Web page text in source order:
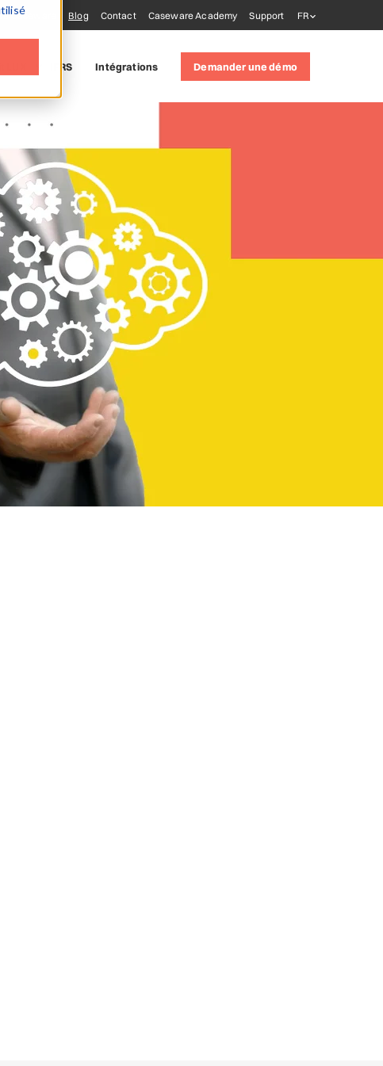
Caseware Blog Contact Caseware Academy Support FR
solutions
tools
AiDA
Extractly
Validate
IFRS Intégrations Demander une démo